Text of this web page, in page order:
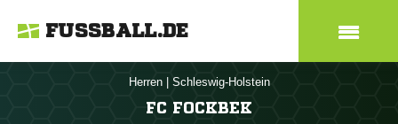
FUSSBALL.DE
Herren Schleswig-Holstein
FC FOCKBEK